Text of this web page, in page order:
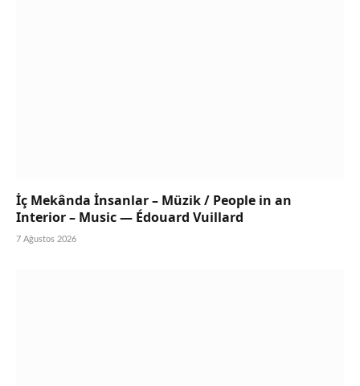
İç Mekânda İnsanlar – Müzik / People in an
Interior – Music — Édouard Vuillard
7 Ağustos 2026